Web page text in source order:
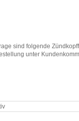
sind folgende
unter